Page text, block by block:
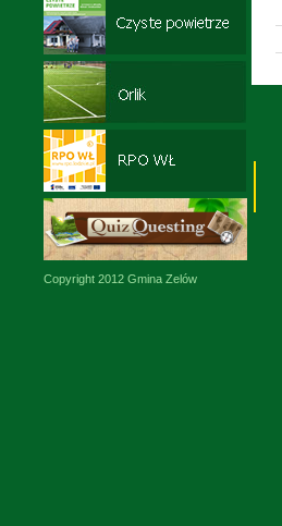
Copyright 2012 Gmina Zelów